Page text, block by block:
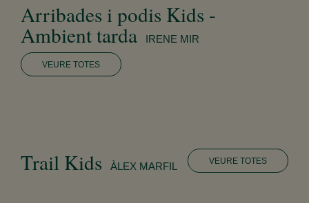
Arribades i podis Kids -
Ambient tarda IRENE MIR
VEURE TOTES
Trail Kids ÀLEX MARFIL VEURE TOTES